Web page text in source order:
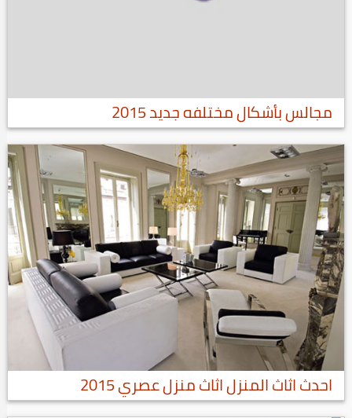
مجالس بأشكال مختلفه جديد 2015
احدث اثاث المنزل اثاث منزل عصري 2015